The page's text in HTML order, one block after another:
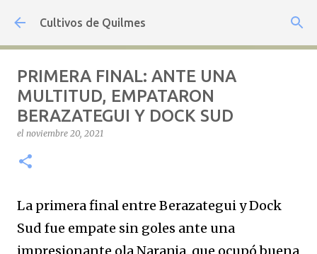
Ir al contenido principal
Cultivos de Quilmes
PRIMERA FINAL: ANTE UNA
MULTITUD, EMPATARON
BERAZATEGUI Y DOCK SUD
el noviembre 20, 2021
La primera final entre Berazategui y Dock
Sud fue empate sin goles ante una